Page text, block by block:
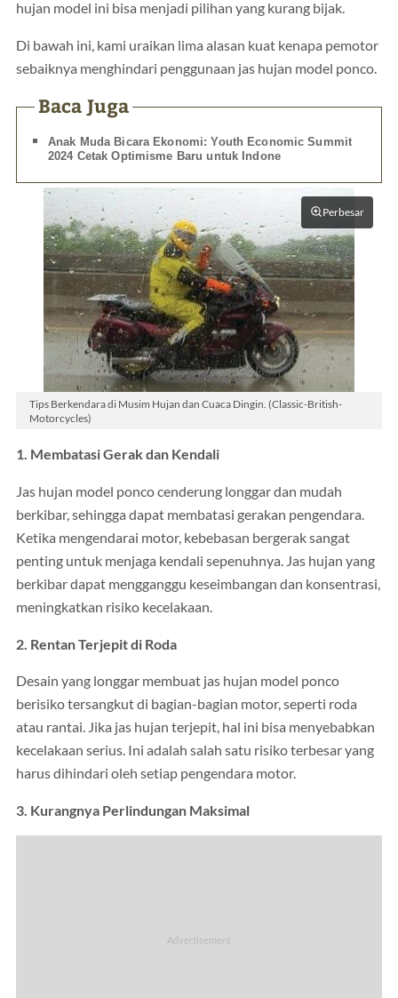
hujan model ini bisa menjadi pilihan yang kurang bijak.
Di bawah ini, kami uraikan lima alasan kuat kenapa pemotor
sebaiknya menghindari penggunaan jas hujan model ponco.
Baca Juga
Anak Muda Bicara Ekonomi: Youth Economic Summit
2024 Cetak Optimisme Baru untuk Indone
Perbesar
Tips Berkendara di Musim Hujan dan Cuaca Dingin. (Classic-British-
Motorcycles)
1. Membatasi Gerak dan Kendali
Jas hujan model ponco cenderung longgar dan mudah
berkibar, sehingga dapat membatasi gerakan pengendara.
Ketika mengendarai motor, kebebasan bergerak sangat
penting untuk menjaga kendali sepenuhnya. Jas hujan yang
berkibar dapat mengganggu keseimbangan dan konsentrasi,
meningkatkan risiko kecelakaan.
2. Rentan Terjepit di Roda
Desain yang longgar membuat jas hujan model ponco
berisiko tersangkut di bagian-bagian motor, seperti roda
atau rantai. Jika jas hujan terjepit, hal ini bisa menyebabkan
kecelakaan serius. Ini adalah salah satu risiko terbesar yang
harus dihindari oleh setiap pengendara motor.
3. Kurangnya Perlindungan Maksimal